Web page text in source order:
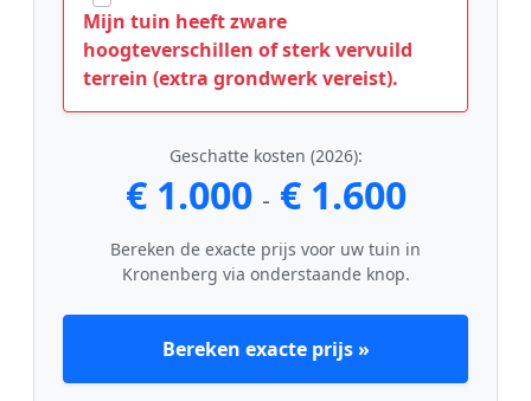
Mijn tuin heeft zware
hoogteverschillen of sterk vervuild
terrein (extra grondwerk vereist).
Geschatte kosten (2026):
€ 1.000 - € 1.600
Bereken de exacte prijs voor uw tuin in
Kronenberg via onderstaande knop.
Bereken exacte prijs »